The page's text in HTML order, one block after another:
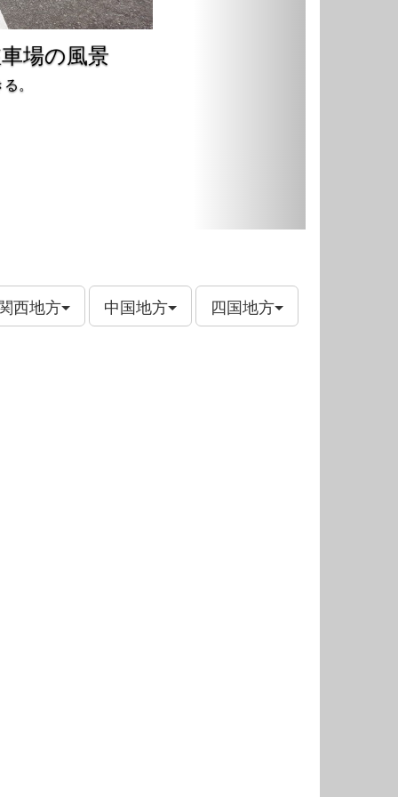
場の風景
。
西地方 中国地方 四国地方